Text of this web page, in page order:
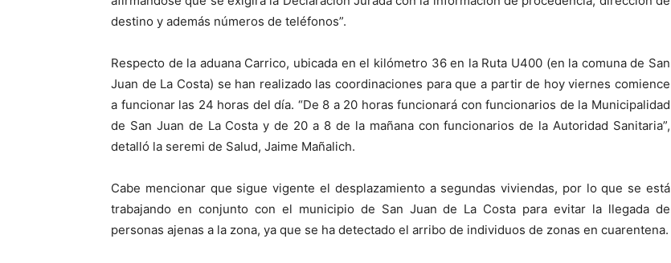
destino y además números de teléfonos”.
Respecto de la aduana Carrico, ubicada en el kilómetro 36 en la Ruta U400 (en la comuna de San
Juan de La Costa) se han realizado las coordinaciones para que a partir de hoy viernes comience
a funcionar las 24 horas del día. “De 8 a 20 horas funcionará con funcionarios de la Municipalidad
de San Juan de La Costa y de 20 a 8 de la mañana con funcionarios de la Autoridad Sanitaria”,
detalló la seremi de Salud, Jaime Mañalich.
Cabe mencionar que sigue vigente el desplazamiento a segundas viviendas, por lo que se está
trabajando en conjunto con el municipio de San Juan de La Costa para evitar la llegada de
personas ajenas a la zona, ya que se ha detectado el arribo de individuos de zonas en cuarentena.